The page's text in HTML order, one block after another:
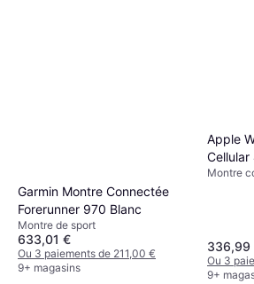
Garmin Montre Connectée
Forerunner 970 Blanc
Montre de sport
633,01 €
Ou 3 paiements de 211,00 €
9+ magasins
Apple
Cellular
Montre
336,99
Ou 3
9+